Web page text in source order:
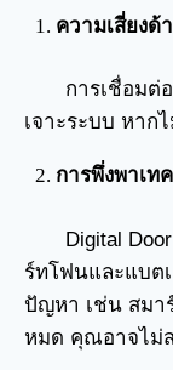
ความเสี่ยงด้
การเชื่อมต่
เจาะระบบ หาก
การพึ่งพาเท
Digital
ร์ทโฟนและแบต
ปัญหา เช่น สมา
หมด คุณอาจไม่